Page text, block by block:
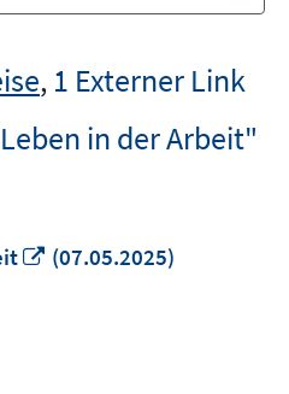
, 1 Externer Link
in der Arbeit"
In
(07.05.2025)